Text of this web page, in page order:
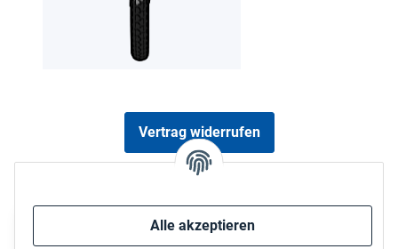
Alle akzeptieren
Vertrag widerrufen